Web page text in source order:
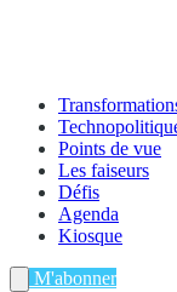
Points de vue
Les faiseurs
Défis
Agenda
Kiosque
M'abonner